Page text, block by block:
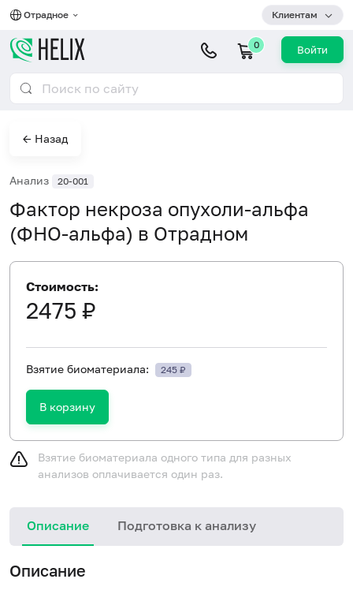
Отрадное Клиентам
0 Войти
← Назад
Анализ 20-001
Фактор некроза опухоли-альфа
(ФНО-альфа) в Отрадном
Стоимость:
2475 ₽
Взятие биоматериала: 245 ₽
В корзину
Взятие биоматериала одного типа для разных
анализов оплачивается один раз.
Описание Подготовка к анализу
Описание